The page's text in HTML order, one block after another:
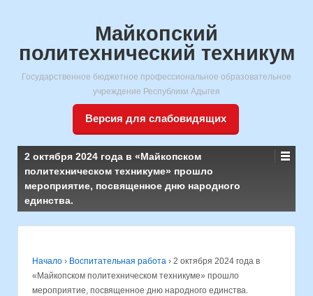
Майкопский
политехнический техникум
Государственное бюджетное профессиональное образовательное
учреждение Республики Адыгея
Версия для слабовидящих
2 октября 2024 года в «Майкопском
политехническом техникуме» прошло
мероприятие, посвященное дню народного
единства.
Начало › Воспитательная работа › 2 октября 2024 года в
«Майкопском политехническом техникуме» прошло
мероприятие, посвященное дню народного единства.